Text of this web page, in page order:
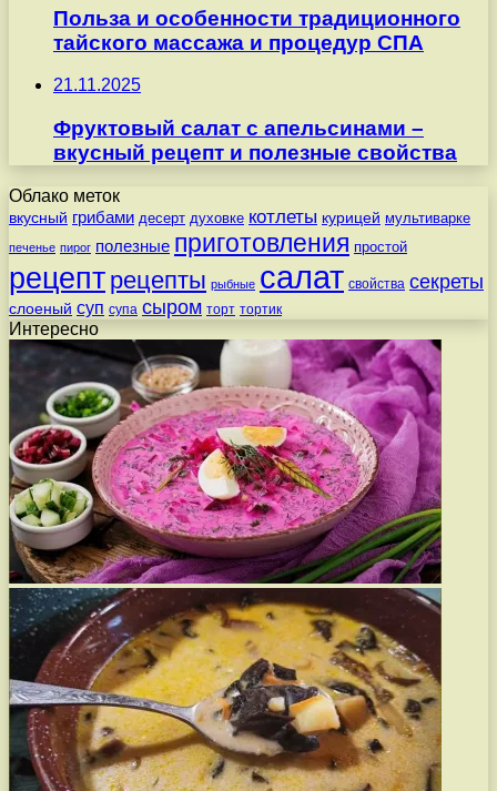
Польза и особенности традиционного
тайского массажа и процедур СПА
21.11.2025
Фруктовый салат с апельсинами –
вкусный рецепт и полезные свойства
Облако меток
вкусный грибами десерт духовке котлеты курицей мультиварке
печенье пирог полезные приготовления простой
рецепт рецепты рыбные салат свойства секреты
слоеный суп супа сыром торт тортик
Интересно